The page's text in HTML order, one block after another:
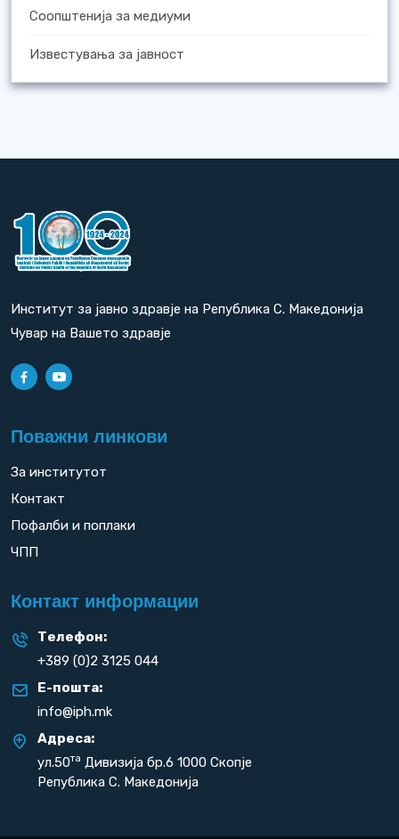
Соопштенија за медиуми
Известувања за јавност
Институт за јавно здравје на Република С. Македонија
Чувар на Вашето здравје
Поважни линкови
За институтот
Контакт
Пофалби и поплаки
ЧПП
Контакт информации
Телефон:
+389 (0)2 3125 044
Е-пошта:
info@iph.mk
Адреса:
ул.50та Дивизија бр.6 1000 Скопје
Република С. Македонија